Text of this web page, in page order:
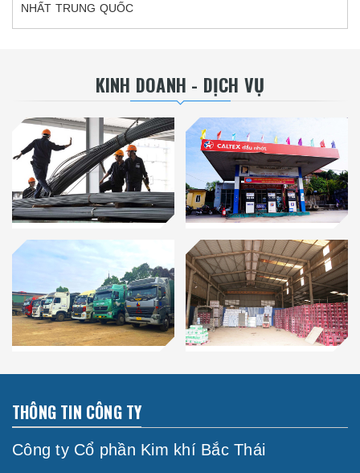
NHẤT TRUNG QUỐC
KINH DOANH - DỊCH VỤ
THÔNG TIN CÔNG TY
Công ty Cổ phần Kim khí Bắc Thái